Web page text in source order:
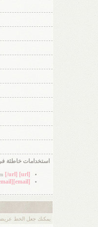
استخدامات خاطئة
[url]
[/url]
[email]
يمكنك جعل الخط عريضآ